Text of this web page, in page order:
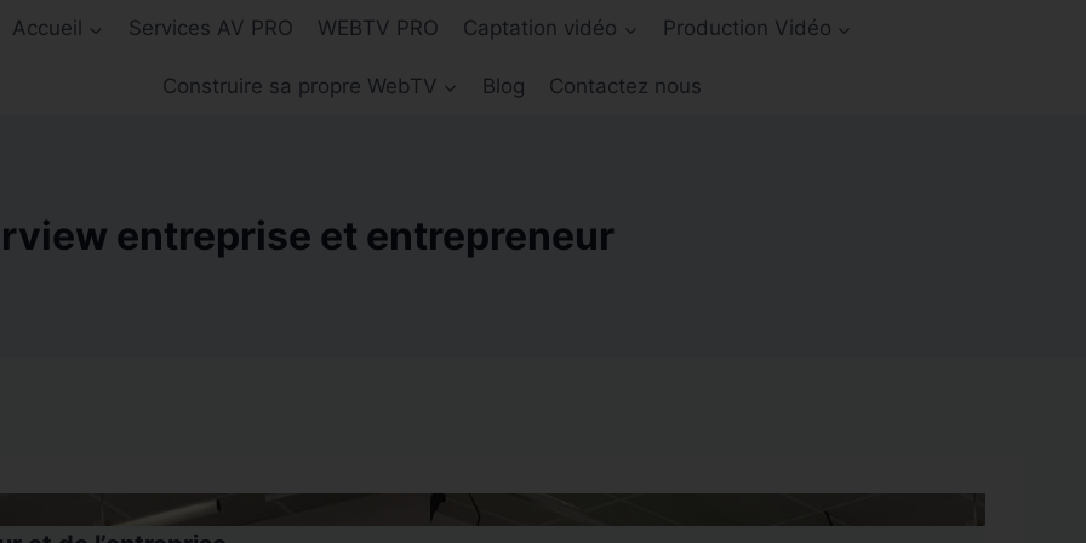
Accueil Services AV PRO WEBTV PRO Captation vidéo Production Vidéo
Construire sa propre WebTV Blog Contactez nous
entreprise et entrepreneur